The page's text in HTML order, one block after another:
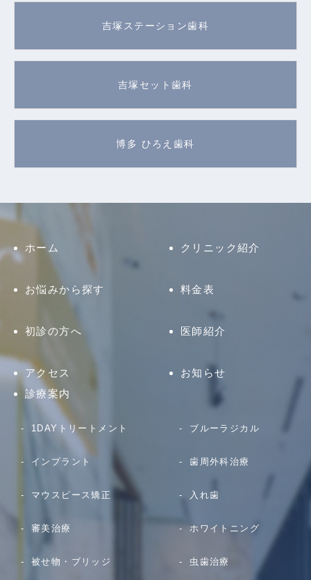
吉塚ステーション歯科
吉塚セット歯科
博多 ひろえ歯科
ホーム クリニック紹介
お悩みから探す 料金表
初診の方へ 医師紹介
アクセス
お知らせ
診療案内
1DAYトリートメント ブルーラジカル
インプラント 歯周外科治療
マウスピース矯正 入れ歯
審美治療 ホワイトニング
被せ物・ブリッジ 虫歯治療